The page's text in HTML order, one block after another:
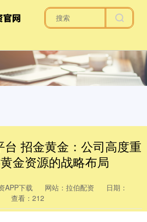
台 招金黄金：公司高度重
金资源的战略布局
APP下载 网站：拉伯配资
日期：
查看：212